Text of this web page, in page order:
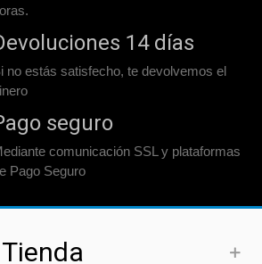
14 días
no estás satisfecho, te devolvemos el
seguro
comunicación SSL y plataformas
Pago Seguro